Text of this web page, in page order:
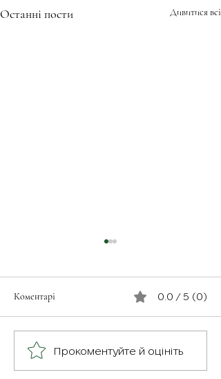
Останні пости Дивитися всі
Герої серед нас: медик
Хітмен
Коментарі 0.0 / 5 (0)
Прокоментуйте й оцініть